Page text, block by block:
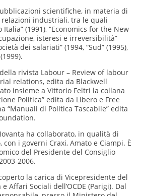
scientifiche, in materia di
relazioni industriali, tra le quali
(1991), “Economics for the New
isteresi e irreversibilità”
dei salariati” (1994, “Sud” (1995),
rivista Labour – Review of labour
relations, edita da Blackwell
insieme a Vittorio Feltri la collana
Politica” edita da Libero e Free
“Manuali di Politica Tascabile” edita
ha collaborato, in qualità di
i governi Craxi, Amato e Ciampi. È
del Presidente del Consiglio
2006.
la carica di Vicepresidente del
Affari Sociali dell’OCDE (Parigi). Dal